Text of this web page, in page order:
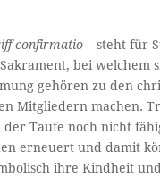
confirmatio –steht für
bei welchem
gehören zu den
Mitgliedern machen.
Taufe noch nicht
erneuert und damit
ihre Kindheit